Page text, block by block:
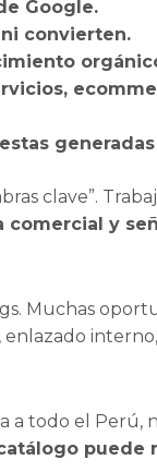
Google.
convierten.
clave”.
comercial y
Muchas
a todo el Perú,
puede